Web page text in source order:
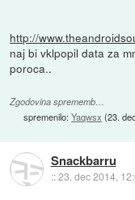
http://
naj bi vklpopil data za
poroca..
Zgodovina sprememb…
spremenilo:Yaqwsx (23.
Snackbarru
::23. dec 2014,